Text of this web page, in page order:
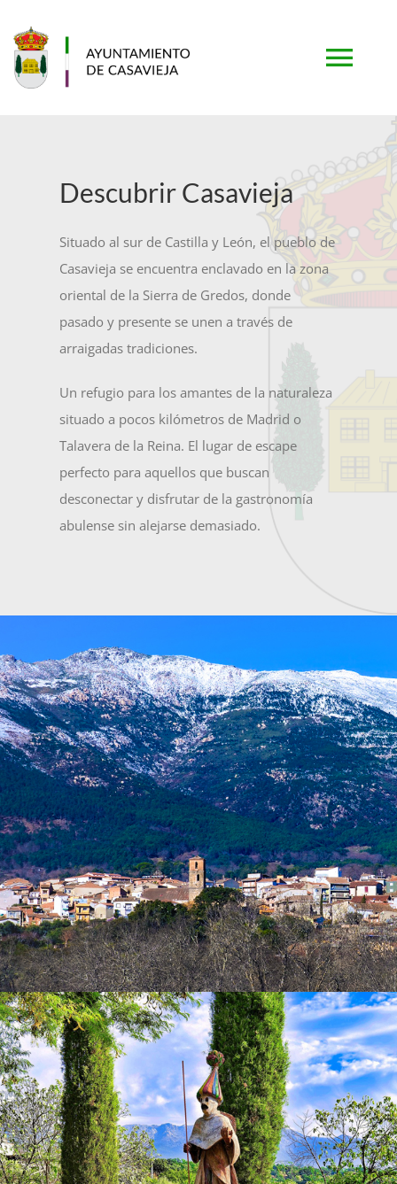
contenido
AYUNTAMIENTO
MUNICIPIO
TURISMO
ACTIVIDADES
CONTACTO
Descubrir Casavieja
Situado al sur de Castilla y León, el pueblo de
Casavieja se encuentra enclavado en la zona
oriental de la Sierra de Gredos, donde
pasado y presente se unen a través de
arraigadas tradiciones.
Un refugio para los amantes de la naturaleza
situado a pocos kilómetros de Madrid o
Talavera de la Reina. El lugar de escape
perfecto para aquellos que buscan
desconectar y disfrutar de la gastronomía
abulense sin alejarse demasiado.